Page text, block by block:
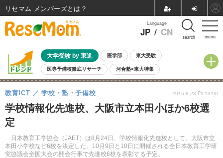
menu
Language
JP / CN search
大学受験 by 東進 医学部 東大受験
医専予備校徹底リサーチ 河合塾×東大特集
親子で考える大学選び 高校受験 中学受験 小学校受験
共通テスト 夏休み 8月開催学校説明会・相談会
8月開催イベント・WS 全国公立高校 過去問 人気記事
自由研究教材（小学生向け）
学校情報化先進校、大阪市立本田小ほか6校選
定
日本教育工学協会（JAET）は8月24日、学校情報化先進校として、大阪市立
本田小学校など6校を決定した。10月9日と10日に開催される全日本教育工学研
究協議会全国大会の開会行事で先進校6校を表彰する予定。
教育ICT 学校・塾・予備校 2015.8.28 Fri 13:00
リセマム メンバーズ